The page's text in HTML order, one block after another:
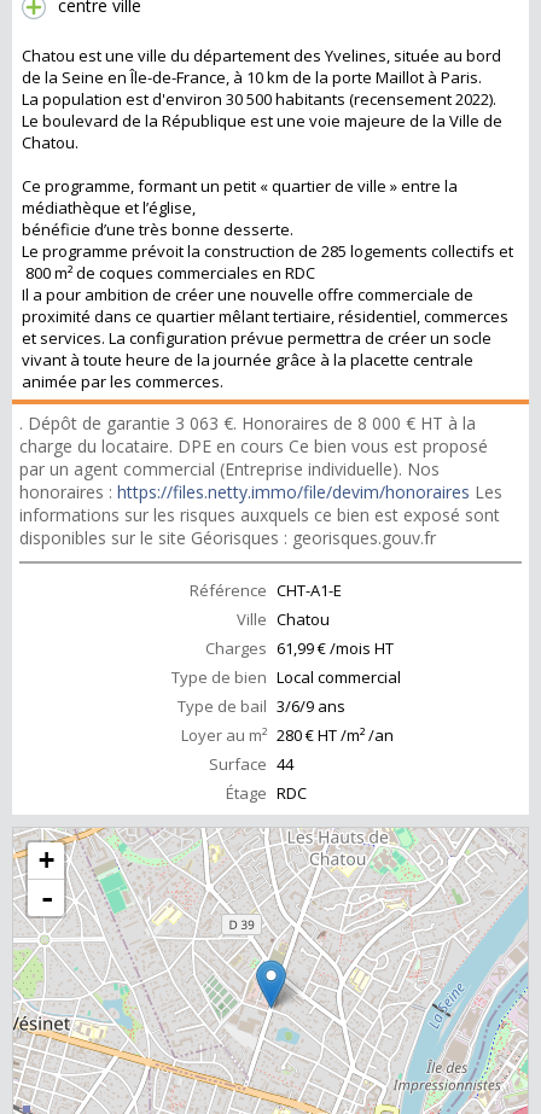
centre ville
Chatou est une ville du département des Yvelines, située au bord
de la Seine en Île-de-France, à 10 km de la porte Maillot à Paris.
La population est d'environ 30 500 habitants (recensement 2022).
Le boulevard de la République est une voie majeure de la Ville de
Chatou.
Ce programme, formant un petit « quartier de ville » entre la
médiathèque et l’église,
bénéficie d’une très bonne desserte.
Le programme prévoit la construction de 285 logements collectifs et
800 m² de coques commerciales en RDC
Il a pour ambition de créer une nouvelle offre commerciale de
proximité dans ce quartier mêlant tertiaire, résidentiel, commerces
et services. La configuration prévue permettra de créer un socle
vivant à toute heure de la journée grâce à la placette centrale
animée par les commerces.
. Dépôt de garantie 3 063 €. Honoraires de 8 000 € HT à la
charge du locataire. DPE en cours Ce bien vous est proposé
par un agent commercial (Entreprise individuelle). Nos
honoraires : https://files.netty.immo/file/devim/honoraires Les
informations sur les risques auxquels ce bien est exposé sont
disponibles sur le site Géorisques : georisques.gouv.fr
Référence CHT-A1-E
Ville Chatou
Charges 61,99 € /mois HT
Type de bien Local commercial
Type de bail 3/6/9 ans
Loyer au m² 280 € HT /m² /an
Surface 44
Étage RDC
+
-